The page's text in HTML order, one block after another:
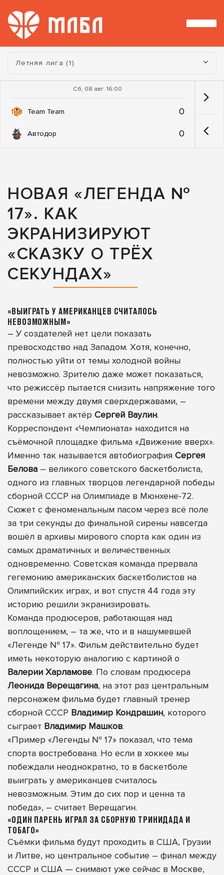
Турнир:
Летняя лига (1)
Сб, 08 авг. 16:00
Team Team 0
Автодор 0
НОВАЯ «ЛЕГЕНДА №
17». КАК
ЭКРАНИЗИРУЮТ
«СКАЗКУ О ТРЁХ
СЕКУНДАХ»
«ВЫИГРАТЬ У АМЕРИКАНЦЕВ СЧИТАЛОСЬ
НЕВОЗМОЖНЫМ»
– У создателей нет цели показать
превосходство над Западом. Хотя, конечно,
полностью уйти от темы холодной войны
невозможно. Зрителю даже может показаться,
что режиссёр пытается снизить напряжение того
времени между двумя сверхдержавами, –
рассказывает актёр Сергей Ваулин.
Корреспондент «Чемпионата» находится на
съёмочной площадке фильма «Движение вверх».
Именно так называется автобиография Сергея
Белова – великого советского баскетболиста,
одного из главных творцов легендарной победы
сборной СССР на Олимпиаде в Мюнхене-72.
Сюжет с феноменальным пасом через всё поле
за три секунды до финальной сирены навсегда
вошёл в архивы мирового спорта как один из
самых драматичных и величественных
одновременно. Советская команда прервала
гегемонию американских баскетболистов на
Олимпийских играх, и вот спустя 44 года эту
историю решили экранизировать.
Команда продюсеров, работающая над
воплощением, – та же, что и в нашумевшей
«Легенде № 17». Фильм действительно будет
иметь некоторую аналогию с картиной о
Валерии Харламове. По словам продюсера
Леонида Верещагина, на этот раз центральным
персонажем фильма будет главный тренер
сборной СССР Владимир Кондрашин, которого
сыграет Владимир Машков.
«Пример «Легенды № 17» показал, что тема
спорта востребована. Но если в хоккее мы
побеждали неоднократно, то в баскетболе
выиграть у американцев считалось
невозможным. Этим до сих пор и ценна та
победа», – считает Верещагин.
«ОДИН ПАРЕНЬ ИГРАЛ ЗА СБОРНУЮ ТРИНИДАДА И
ТОБАГО»
Съёмки фильма будут проходить в США, Грузии
и Литве, но центральное событие – финал между
СССР и США — снимают уже сейчас в Москве,